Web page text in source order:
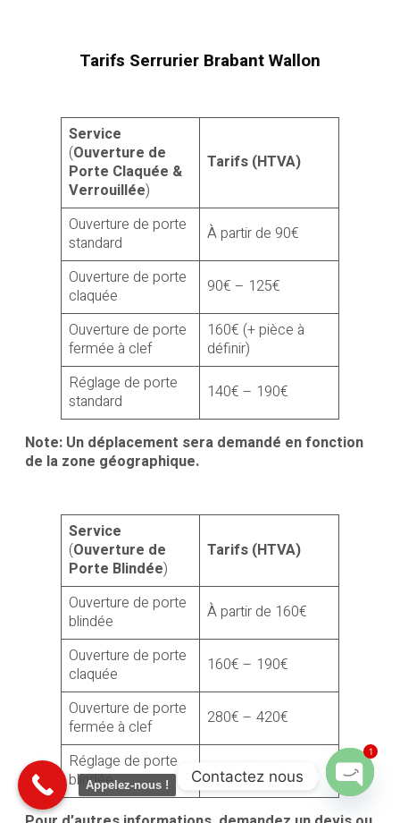
Tarifs Serrurier Brabant Wallon
Service
(Ouverture de
Porte Claquée &
Verrouillée)
Tarifs (HTVA)
Ouverture de porte
standard
À partir de 90€
Ouverture de porte
claquée
90€ – 125€
Ouverture de porte
fermée à clef
160€ (+ pièce à
définir)
Réglage de porte
standard
140€ – 190€
Note: Un déplacement sera demandé en fonction
de la zone géographique.
Service
(Ouverture de
Porte Blindée)
Tarifs (HTVA)
Ouverture de porte
blindée
À partir de 160€
Ouverture de porte
claquée
160€ – 190€
Ouverture de porte
fermée à clef
280€ – 420€
Réglage de porte
blindée
190€ – 350€
Appelez-nous ! Contactez nous
1